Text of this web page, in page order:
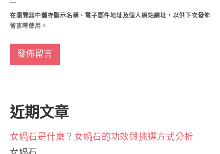
在瀏覽器中儲存顯示名稱、電子郵件地址及個人網站網址，以供下次發佈
留言時使用。
近期文章
女媧石是什麼？女媧石的功效與挑選方式分析